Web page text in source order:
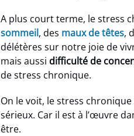
A plus court terme, le stress
sommeil, des maux de têtes,
délétères sur notre joie de
mais aussi difficulté de
de stress chronique.
On le voit, le stress
sérieux. Car il est à l’œuvre
être.